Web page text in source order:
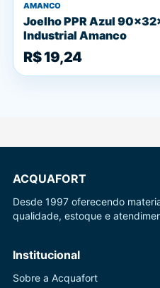
AMANCO
Joelho PPR Azul
Industrial Amanco
R$ 19,24
ACQUAFORT
Desde 1997 oferecendo
qualidade, estoque e
Institucional
Sobre a Acquafort